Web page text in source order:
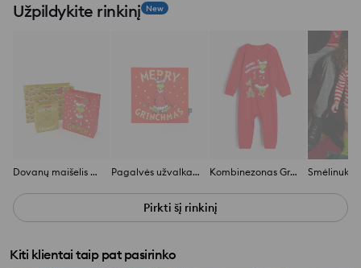
Užpildykite rinkinį New
Dovanų maišelis Grinch Pagalvės užvalkalas Grinch Kombinezonas Grinch
Pirkti šį rinkinį
Kiti klientai taip pat pasirinko